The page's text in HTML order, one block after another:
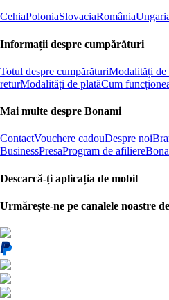
CehiaPoloniaSlovaciaRomânia
Informații despre cumpărături
Totul despre cumpărăturiModalități de
returModalități de platăCum
Mai multe despre Bonami
ContactVouchere cadouDespre noi
BusinessPresaProgram de afiliere
Descarcă-ți aplicația de mobil
Urmărește-ne pe canalele noastre